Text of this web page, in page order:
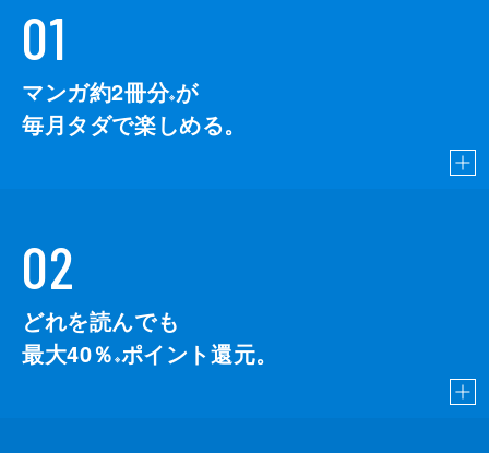
01
マンガ約2冊分※が
毎月タダで楽しめる。
02
どれを読んでも
最大40％ ※ポイント還元。